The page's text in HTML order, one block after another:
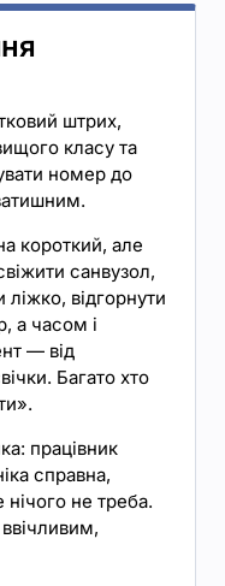
штрих,
класу та
номер до
короткий, але
санвузол,
відгорнути
а часом і
— від
Багато хто
працівник
справна,
не треба.